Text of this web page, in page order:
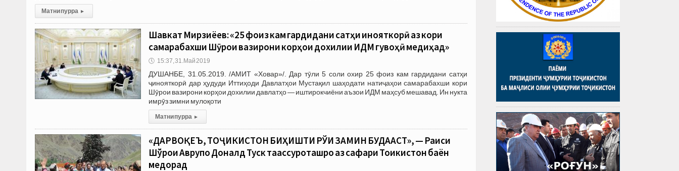
Матни пурра ▸
Шавкат Мирзиёев: «25 фоиз кам гардидани сатҳи ҷинояткорӣ аз кори
самарабахши Шӯрои вазирони корҳои дохилии ИДМ гувоҳӣ медиҳад»
🕔 15:37, 31.Май 2019
ДУШАНБЕ, 31.05.2019. /АМИТ «Ховар»/. Дар тӯли 5 соли охир 25 фоиз кам гардидани сатҳи
ҷинояткорӣ дар ҳудуди Иттиҳоди Давлатҳои Мустақил шаҳодати натиҷаҳои самарабахши кори
Шӯрои вазирони корҳои дохилии давлатҳо — иштирокчиёни аъзои ИДМ маҳсуб мешавад. Ин нукта
имрӯз зимни мулоқоти
Матни пурра ▸
«ДАРВОҚЕЪ, ТОҶИКИСТОН БИҲИШТИ РЎИ ЗАМИН БУДААСТ», — Раиси
Шўрои Аврупо Доналд Туск таассуроташро аз сафари Тоҷикистон баён
медорад